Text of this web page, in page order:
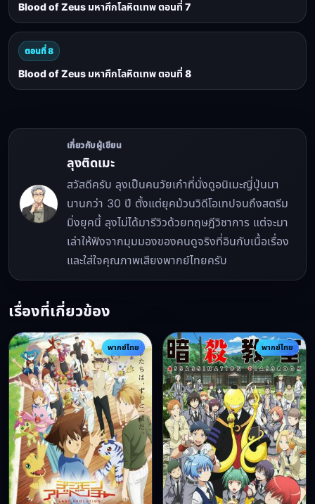
Blood of Zeus มหาศึกโลหิตเทพ ตอนที่ 7
ตอนที่ 8
Blood of Zeus มหาศึกโลหิตเทพ ตอนที่ 8
เกี่ยวกับผู้เขียน
ลุงติดเมะ
สวัสดีครับ ลุงเป็นคนวัยเก๋าที่นั่งดูอนิเมะญี่ปุ่นมา
นานกว่า 30 ปี ตั้งแต่ยุคม้วนวิดีโอเทปจนถึงสตรีม
มิ่งยุคนี้ ลุงไม่ได้มารีวิวด้วยทฤษฎีวิชาการ แต่จะมา
เล่าให้ฟังจากมุมมองของคนดูจริงที่อินกับเนื้อเรื่อง
และใส่ใจคุณภาพเสียงพากย์ไทยครับ
เรื่องที่เกี่ยวข้อง
พากย์ไทย พากย์ไทย